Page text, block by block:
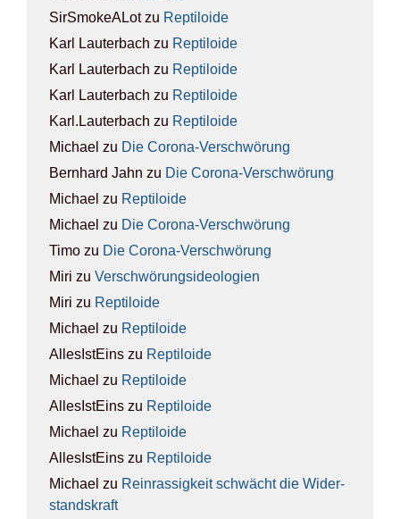
SirSmokeALotzu Rep­ti­lo­ide
Karl Lauterbach zu Rep­ti­lo­ide
Karl Lauterbach zu Rep­ti­lo­ide
Karl Lauterbach zu Rep­ti­lo­ide
Karl.Lauterbach zu Rep­ti­lo­ide
Michael zu Die Coro­na-Ver­schwö­rung
Bernhard Jahn zu Die Coro­na-Ver­schwö­rung
Michael zu Rep­ti­lo­ide
Michael zu Die Coro­na-Ver­schwö­rung
Timo zu Die Coro­na-Ver­schwö­rung
Miri zu Ver­schwö­rungs­ideo­lo­gien
Miri zu Rep­ti­lo­ide
Michael zu Rep­ti­lo­ide
AllesIstEins zu Rep­ti­lo­ide
Michael zu Rep­ti­lo­ide
AllesIstEins zu Rep­ti­lo­ide
Michael zu Rep­ti­lo­ide
AllesIstEins zu Rep­ti­lo­ide
Michael zu Rein­ras­sig­keit schwächt die Wider­
stands­kraft